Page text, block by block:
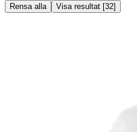
Rensa alla Visa resultat [32]